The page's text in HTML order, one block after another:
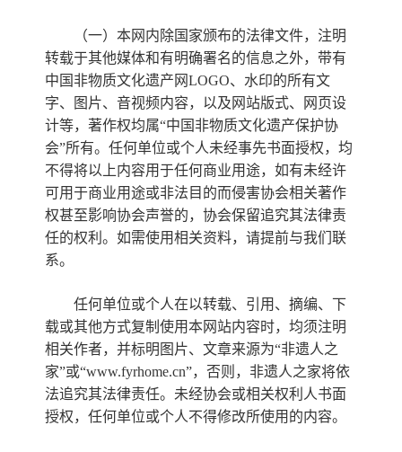
非遗后援团
非遗大数据
（一）本网内除国家颁布的法律文件，注明
转载于其他媒体和有明确署名的信息之外，带有
中国非物质文化遗产网LOGO、水印的所有文
字、图片、音视频内容，以及网站版式、网页设
计等，著作权均属“中国非物质文化遗产保护协
会”所有。任何单位或个人未经事先书面授权，均
不得将以上内容用于任何商业用途，如有未经许
可用于商业用途或非法目的而侵害协会相关著作
权甚至影响协会声誉的，协会保留追究其法律责
任的权利。如需使用相关资料，请提前与我们联
系。
任何单位或个人在以转载、引用、摘编、下
载或其他方式复制使用本网站内容时，均须注明
相关作者，并标明图片、文章来源为“非遗人之
家”或“www.fyrhome.cn”，否则，非遗人之家将依
法追究其法律责任。未经协会或相关权利人书面
授权，任何单位或个人不得修改所使用的内容。